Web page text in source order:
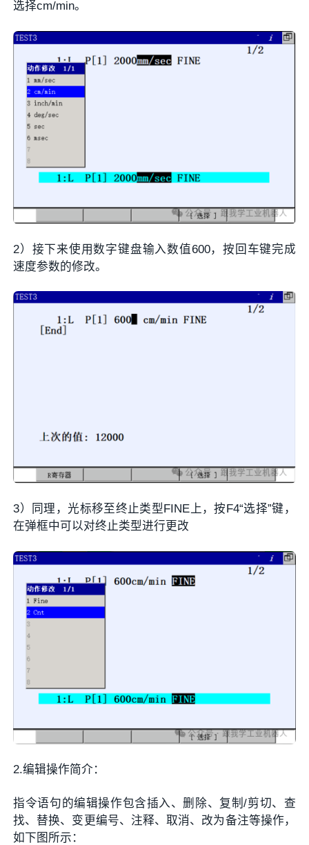
选择cm/min。
2）接下来使用数字键盘输入数值600，按回车键完成
速度参数的修改。
3）同理，光标移至终止类型FINE上，按F4“选择”键，
在弹框中可以对终止类型进行更改
2.编辑操作简介：
指令语句的编辑操作包含插入、删除、复制/剪切、查
找、替换、变更编号、注释、取消、改为备注等操作，
如下图所示：